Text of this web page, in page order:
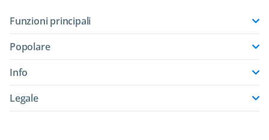
Funzioni principali
Popolare
Info
Legale